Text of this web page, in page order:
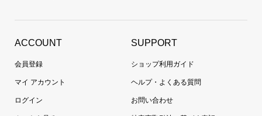
ACCOUNT
会員登録
マイ アカウント
ログイン
SUPPORT
ショップ利用ガイド
ヘルプ・よくある質問
お問い合わせ